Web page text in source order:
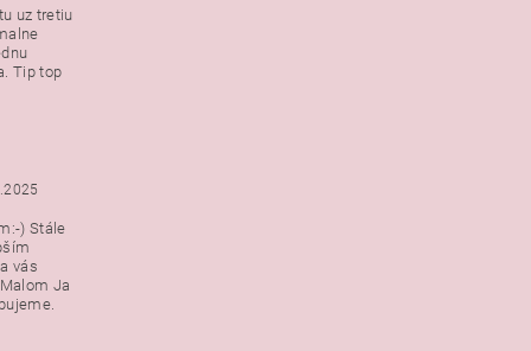
uz tretiu
Tip top
) Stále
vás
Ja